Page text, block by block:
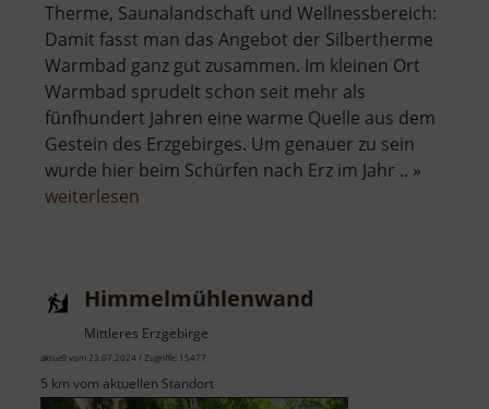
Therme, Saunalandschaft und Wellnessbereich:
Damit fasst man das Angebot der Silbertherme
Warmbad ganz gut zusammen. Im kleinen Ort
Warmbad sprudelt schon seit mehr als
fünfhundert Jahren eine warme Quelle aus dem
Gestein des Erzgebirges. Um genauer zu sein
wurde hier beim Schürfen nach Erz im Jahr .. »
weiterlesen
Himmelmühlenwand
Mittleres Erzgebirge
aktuell vom 23.07.2024 / Zugriffe: 15477
5 km vom aktuellen Standort